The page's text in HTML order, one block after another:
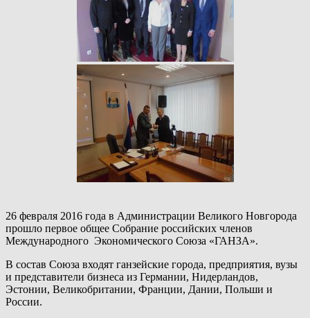
26 февраля 2016 года в Администрации Великого Новгорода
прошло первое общее Собрание российских членов
Международного Экономического Союза «ГАНЗА».
В состав Союза входят ганзейские города, предприятия, вузы
и представители бизнеса из Германии, Нидерландов,
Эстонии, Великобритании, Франции, Дании, Польши и
России.